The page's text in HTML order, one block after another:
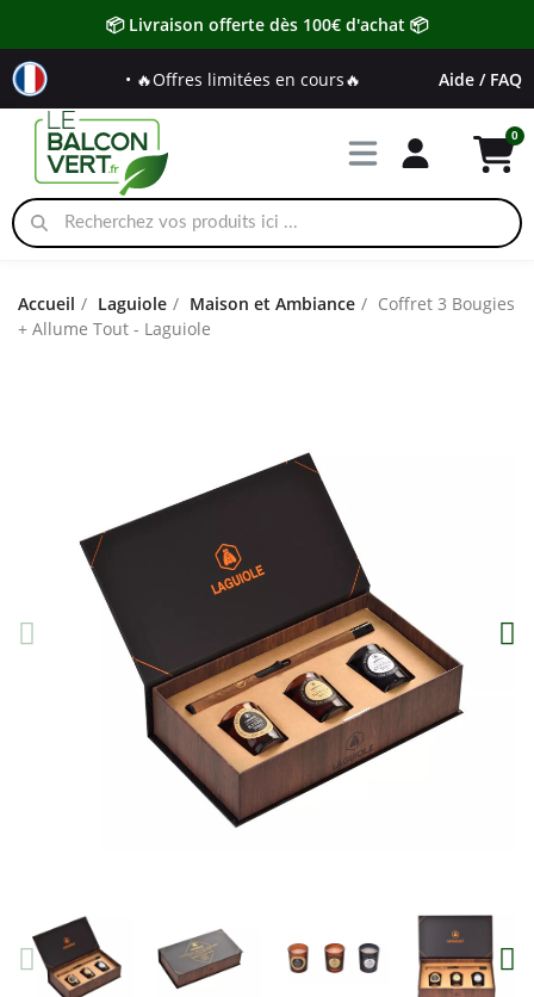
📦 Livraison offerte dès 100€ d'achat 📦
• 🔥Offres limitées en cours🔥 Aide / FAQ
Accueil Laguiole Maison et Ambiance
Coffret 3 Bougies
+ Allume Tout - Laguiole